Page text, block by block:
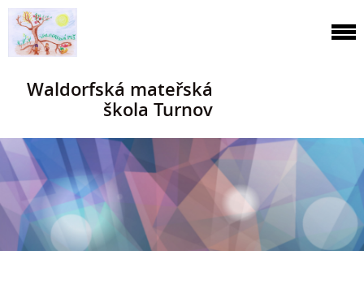
Waldorfská mateřská
škola Turnov